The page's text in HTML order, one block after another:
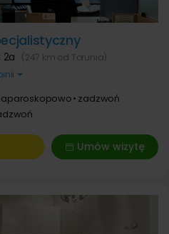
2a (247 km od Torunia)
zadzwoń
Umów wizytę